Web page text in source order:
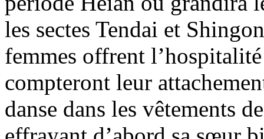
les sectes Tendai et
femmes offrent
compteront leur
danse dans les vêtements